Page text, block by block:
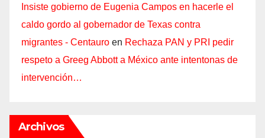
Insiste gobierno de Eugenia Campos en hacerle el
caldo gordo al gobernador de Texas contra
migrantes - Centauro en Rechaza PAN y PRI pedir
respeto a Greeg Abbott a México ante intentonas de
intervención…
Archivos